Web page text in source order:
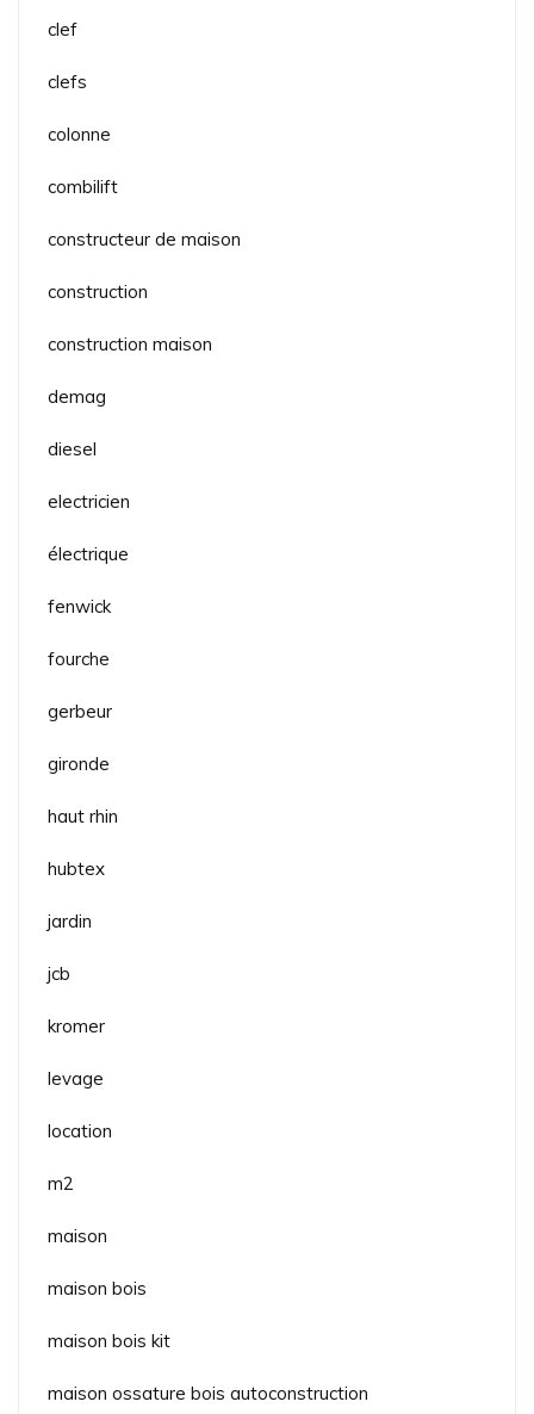
clef
clefs
colonne
combilift
constructeur de maison
construction
construction maison
demag
diesel
electricien
électrique
fenwick
fourche
gerbeur
gironde
haut rhin
hubtex
jardin
jcb
kromer
levage
location
m2
maison
maison bois
maison bois kit
maison ossature bois autoconstruction